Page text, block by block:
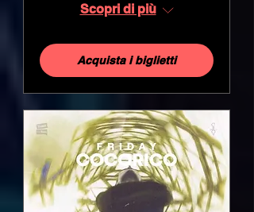
Scopri di più
Acquista i biglietti